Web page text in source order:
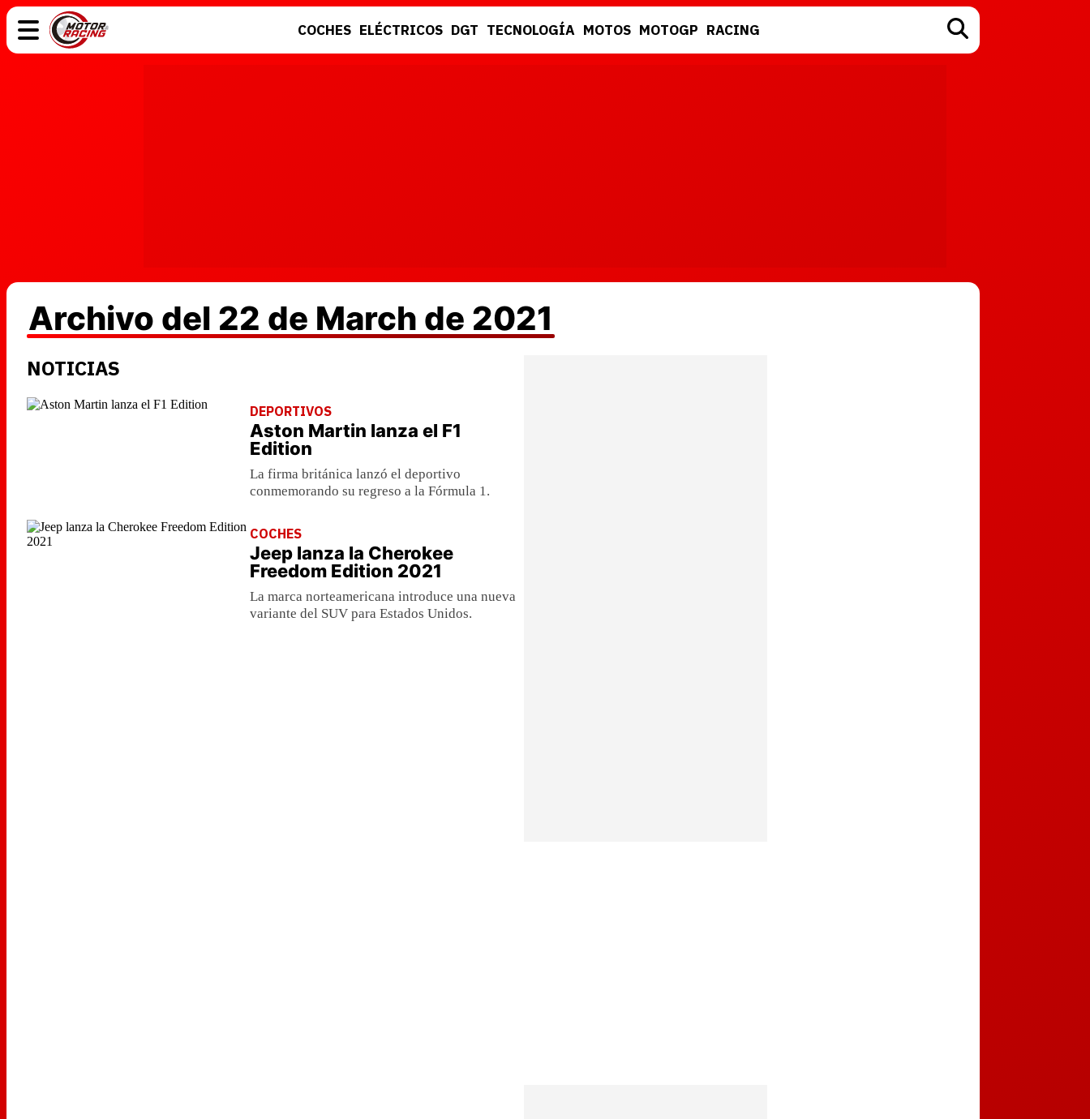
COCHES ELÉCTRICOS DGT TECNOLOGÍA MOTOS MOTOGP RACING
Archivo del 22 de March de 2021
NOTICIAS
DEPORTIVOS
Aston Martin lanza el F1
Edition
La firma británica lanzó el deportivo
conmemorando su regreso a la Fórmula 1.
COCHES
Jeep lanza la Cherokee
Freedom Edition 2021
La marca norteamericana introduce una nueva
variante del SUV para Estados Unidos.